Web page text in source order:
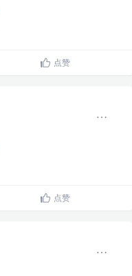
点赞
点赞